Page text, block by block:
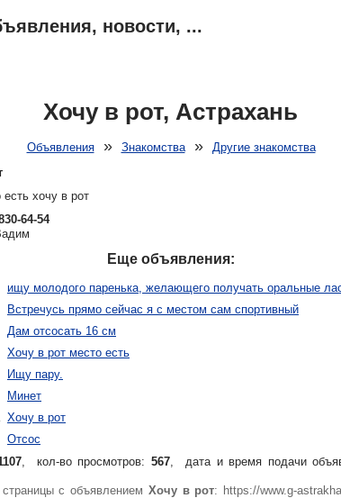
новости, ...
Хочу в рот, Астрахань
Объявления» Знакомства»
Другие знакомства
хочу в рот
64-54
Еще объявления:
ищу молодого паренька, желающего получать оральные
Встречусь прямо сейчас я с местом сам спортивный
Дам отсосать 16 см
Хочу в рот место есть
Ищу пару.
Минет
Хочу в рот
Отсос
, кол-во просмотров:567, дата и время подачи
с объявлением Хочу в рот: https://www.g-